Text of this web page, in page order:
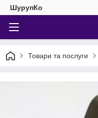
ШурупКо
Товари та послуги